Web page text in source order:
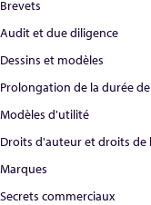
Brevets
Audit et due diligence
Dessins et modèles
Prolongation de la durée
Modèles d'utilité
Droits d'auteur et droits de
Marques
Secrets commerciaux